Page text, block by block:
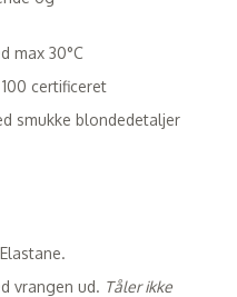
max 30°C
certificeret
smukke blondedetaljer
vrangen ud. Tåler ikke